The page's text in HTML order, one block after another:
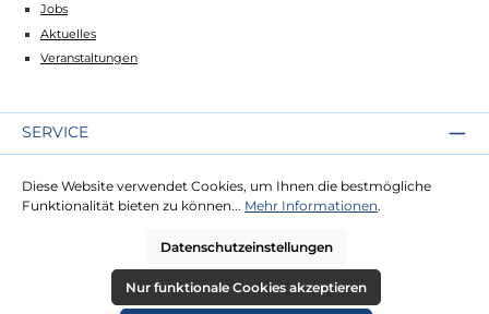
Jobs
Aktuelles
Veranstaltungen
SERVICE
Lieferung
Zahlung
RECHTLICHES
Diese Website verwendet Cookies, um Ihnen die bestmögliche
Funktionalität bieten zu können... Mehr Informationen.
Datenschutzeinstellungen
Nur funktionale Cookies akzeptieren